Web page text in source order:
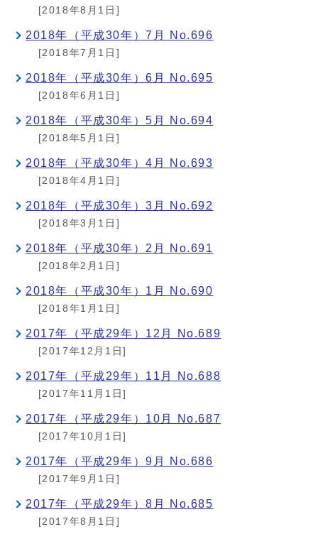
[2018年8月1日]
2018年（平成30年）7月 No.696
[2018年7月1日]
2018年（平成30年）6月 No.695
[2018年6月1日]
2018年（平成30年）5月 No.694
[2018年5月1日]
2018年（平成30年）4月 No.693
[2018年4月1日]
2018年（平成30年）3月 No.692
[2018年3月1日]
2018年（平成30年）2月 No.691
[2018年2月1日]
2018年（平成30年）1月 No.690
[2018年1月1日]
2017年（平成29年）12月 No.689
[2017年12月1日]
2017年（平成29年）11月 No.688
[2017年11月1日]
2017年（平成29年）10月 No.687
[2017年10月1日]
2017年（平成29年）9月 No.686
[2017年9月1日]
2017年（平成29年）8月 No.685
[2017年8月1日]